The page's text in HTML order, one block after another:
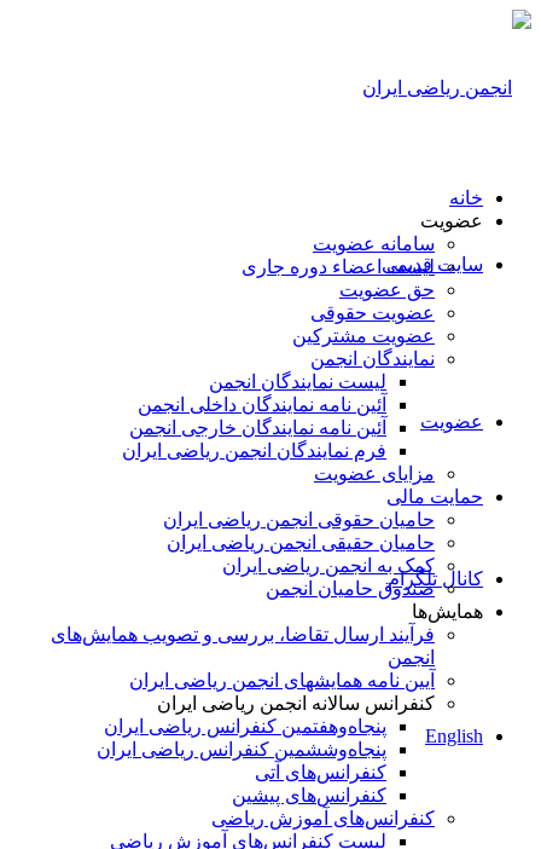
سایت قدیمی
عضویت
کانال تلگرام
English
خانه
عضویت
سامانه عضویت
لیست اعضاء دوره جاری
حق عضویت
عضویت حقوقی
عضویت مشترکین
نمایندگان انجمن
لیست نمایندگان انجمن
آئین نامه نمایندگان داخلی انجمن
آئین نامه نمایندگان خارجی انجمن
فرم نمایندگان انجمن ریاضی ایران
مزایای عضویت
حمایت مالی
حامیان حقوقی انجمن ریاضی ایران
حامیان حقیقی انجمن ریاضی ایران
کمک به انجمن ریاضی ایران
صندوق حامیان انجمن
همایش‌ها
فرآیند ارسال تقاضا، بررسی و تصویب همایش‌های
انجمن
آیین نامه همایشهای انجمن ریاضی ایران
کنفرانس‌ سالانه انجمن ریاضی ایران
پنجاه‌و‌هفتمین کنفرانس ریاضی ایران
پنجاه‌و‌ششمین کنفرانس ریاضی ایران
کنفرانس‌های آتی
کنفرانس‎‌های پیشین
کنفرانس‌های آموزش ریاضی
لیست کنفرانس‌های آموزش ریاضی